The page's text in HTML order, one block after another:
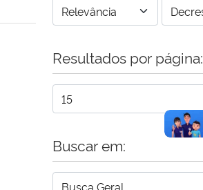
Resultados por página:
Buscar em: